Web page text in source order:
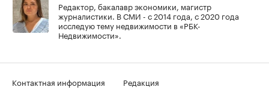
Редактор, бакалавр экономики, магистр
журналистики. В СМИ - с 2014 года, с 2020 года
исследую тему недвижимости в «РБК-
Недвижимости».
Контактная информация
Редакция